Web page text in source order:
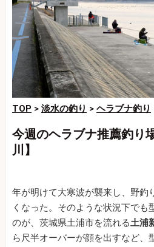
TOP > 淡水の釣り > ヘラブナ釣り
今週のヘラブナ推薦釣り
川】
年が明けて大寒波が襲来し、野釣
くなった。そのような状況下でも
のが、茨城県土浦市を流れる土浦
ら尺半オーバーが顔を出すなど、